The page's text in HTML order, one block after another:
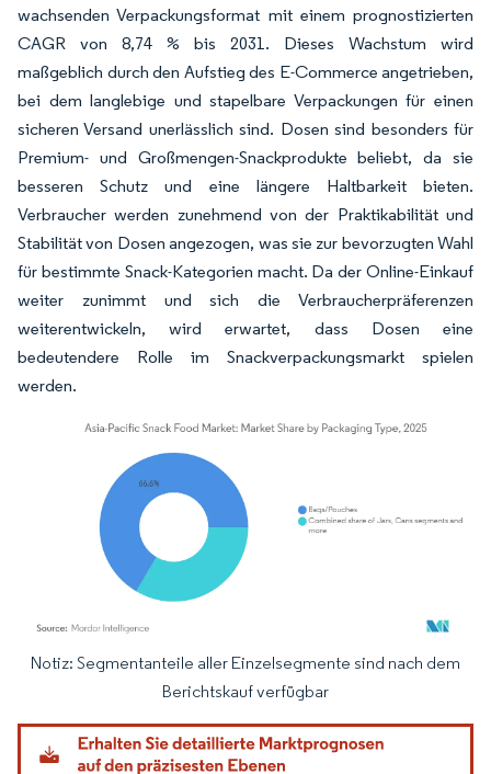
wachsenden Verpackungsformat mit einem prognostizierten
CAGR von 8,74 % bis 2031. Dieses Wachstum wird
maßgeblich durch den Aufstieg des E-Commerce angetrieben,
bei dem langlebige und stapelbare Verpackungen für einen
sicheren Versand unerlässlich sind. Dosen sind besonders für
Premium- und Großmengen-Snackprodukte beliebt, da sie
besseren Schutz und eine längere Haltbarkeit bieten.
Verbraucher werden zunehmend von der Praktikabilität und
Stabilität von Dosen angezogen, was sie zur bevorzugten Wahl
für bestimmte Snack-Kategorien macht. Da der Online-Einkauf
weiter zunimmt und sich die Verbraucherpräferenzen
weiterentwickeln, wird erwartet, dass Dosen eine
bedeutendere Rolle im Snackverpackungsmarkt spielen
werden.
Bild © Mordor Intelligence. Wiederverwendung erfordert Namensnennung
Notiz: Segmentanteile aller Einzelsegmente sind nach dem
Berichtskauf verfügbar